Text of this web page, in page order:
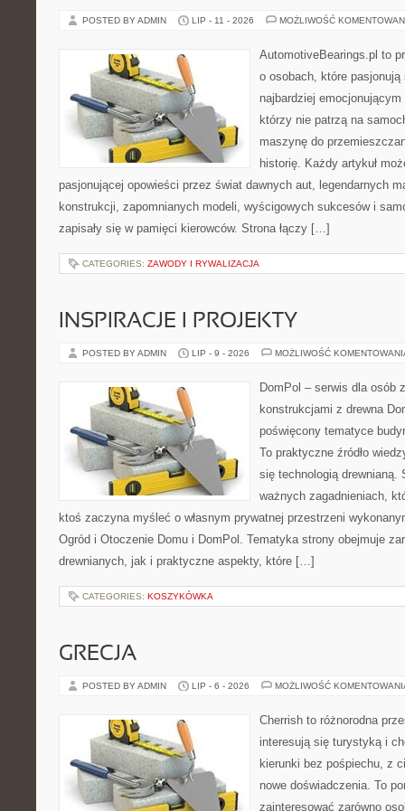
POSTED BY ADMIN LIP - 11 - 2026 MOŻLIWOŚĆ
AutomotiveBearings.pl to
o osobach, które
najbardziej
którzy nie patrzą na
maszynę do
historię. Każdy artykuł
pasjonującej opowieści przez świat dawnych aut, legendarnych
konstrukcji, zapomnianych modeli, wyścigowych sukcesów i
zapisały się w pamięci kierowców. Strona łączy […]
CATEGORIES: ZAWODY I RYWALIZACJA
INSPIRACJE I PROJEKTY
POSTED BY ADMIN LIP - 9 - 2026 MOŻLIWOŚĆ
DomPol – serwis dla osób
konstrukcjami z drewna
poświęcony tematyce
To praktyczne źródło
się technologią drewnianą.
ważnych zagadnieniach,
ktoś zaczyna myśleć o własnym prywatnej przestrzeni
Ogród i Otoczenie Domu i DomPol. Tematyka strony obejmuje
drewnianych, jak i praktyczne aspekty, które […]
CATEGORIES: KOSZYKÓWKA
GRECJA
POSTED BY ADMIN LIP - 6 - 2026 MOŻLIWOŚĆ
Cherrish to różnorodna
interesują się turystyką i
kierunki bez pośpiechu, z
nowe doświadczenia. To
zainteresować zarówno